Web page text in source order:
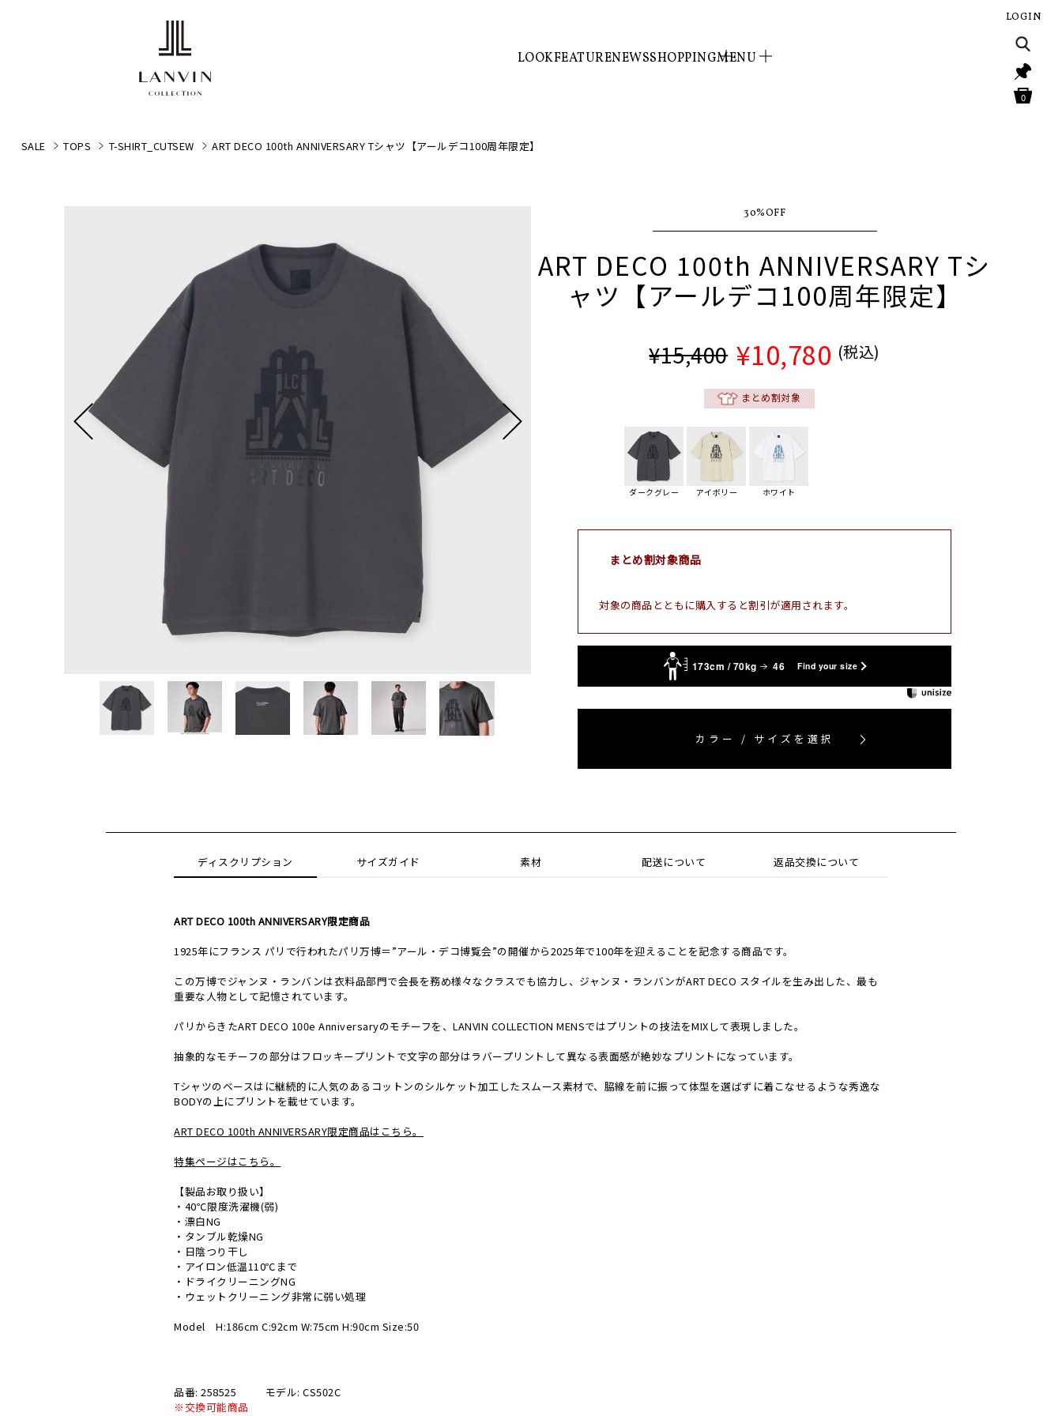
LOOKFEATURENEWSSHOPPINGMENU
LOGIN
0
SALE TOPS T-SHIRT_CUTSEW ART DECO 100th ANNIVERSARY Tシャツ【アールデコ100周年限定】
30%OFF
ART DECO 100th ANNIVERSARY Tシ
ャツ【アールデコ100周年限定】
¥15,400 ¥10,780 (税込)
まとめ割対象
ダークグレー アイボリー ホワイト
まとめ割対象商品
対象の商品とともに購入すると割引が適用されます。
173cm / 70kg 46 Find your size
カラー / サイズを選択
ディスクリプション サイズガイド 素材 配送について 返品交換について
ART DECO 100th ANNIVERSARY限定商品
1925年にフランス パリで行われたパリ万博＝”アール・デコ博覧会”の開催から2025年で100年を迎えることを記念する商品です。
この万博でジャンヌ・ランバンは衣料品部門で会長を務め様々なクラスでも協力し、ジャンヌ・ランバンがART DECO スタイルを生み出した、最も
重要な人物として記憶されています。
パリからきたART DECO 100e Anniversaryのモチーフを、LANVIN COLLECTION MENSではプリントの技法をMIXして表現しました。
抽象的なモチーフの部分はフロッキープリントで文字の部分はラバープリントして異なる表面感が絶妙なプリントになっています。
Tシャツのベースはに継続的に人気のあるコットンのシルケット加工したスムース素材で、脇線を前に振って体型を選ばずに着こなせるような秀逸な
BODYの上にプリントを載せています。
ART DECO 100th ANNIVERSARY限定商品はこちら。
特集ページはこちら。
【製品お取り扱い】
・40℃限度洗濯機(弱)
・漂白NG
・タンブル乾燥NG
・日陰つり干し
・アイロン低温110℃まで
・ドライクリーニングNG
・ウェットクリーニング非常に弱い処理
Model H:186cm C:92cm W:75cm H:90cm Size:50
品番: 258525
モデル: CS502C
※交換可能商品